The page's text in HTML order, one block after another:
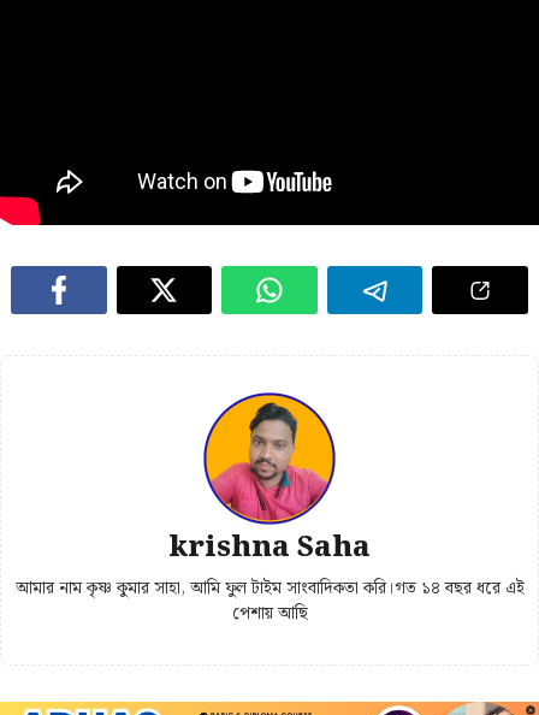
krishna Saha
আমার নাম কৃষ্ণ কুমার সাহা, আমি ফুল টাইম সাংবাদিকতা করি।গত ১৪ বছর ধরে এই
পেশায় আছি